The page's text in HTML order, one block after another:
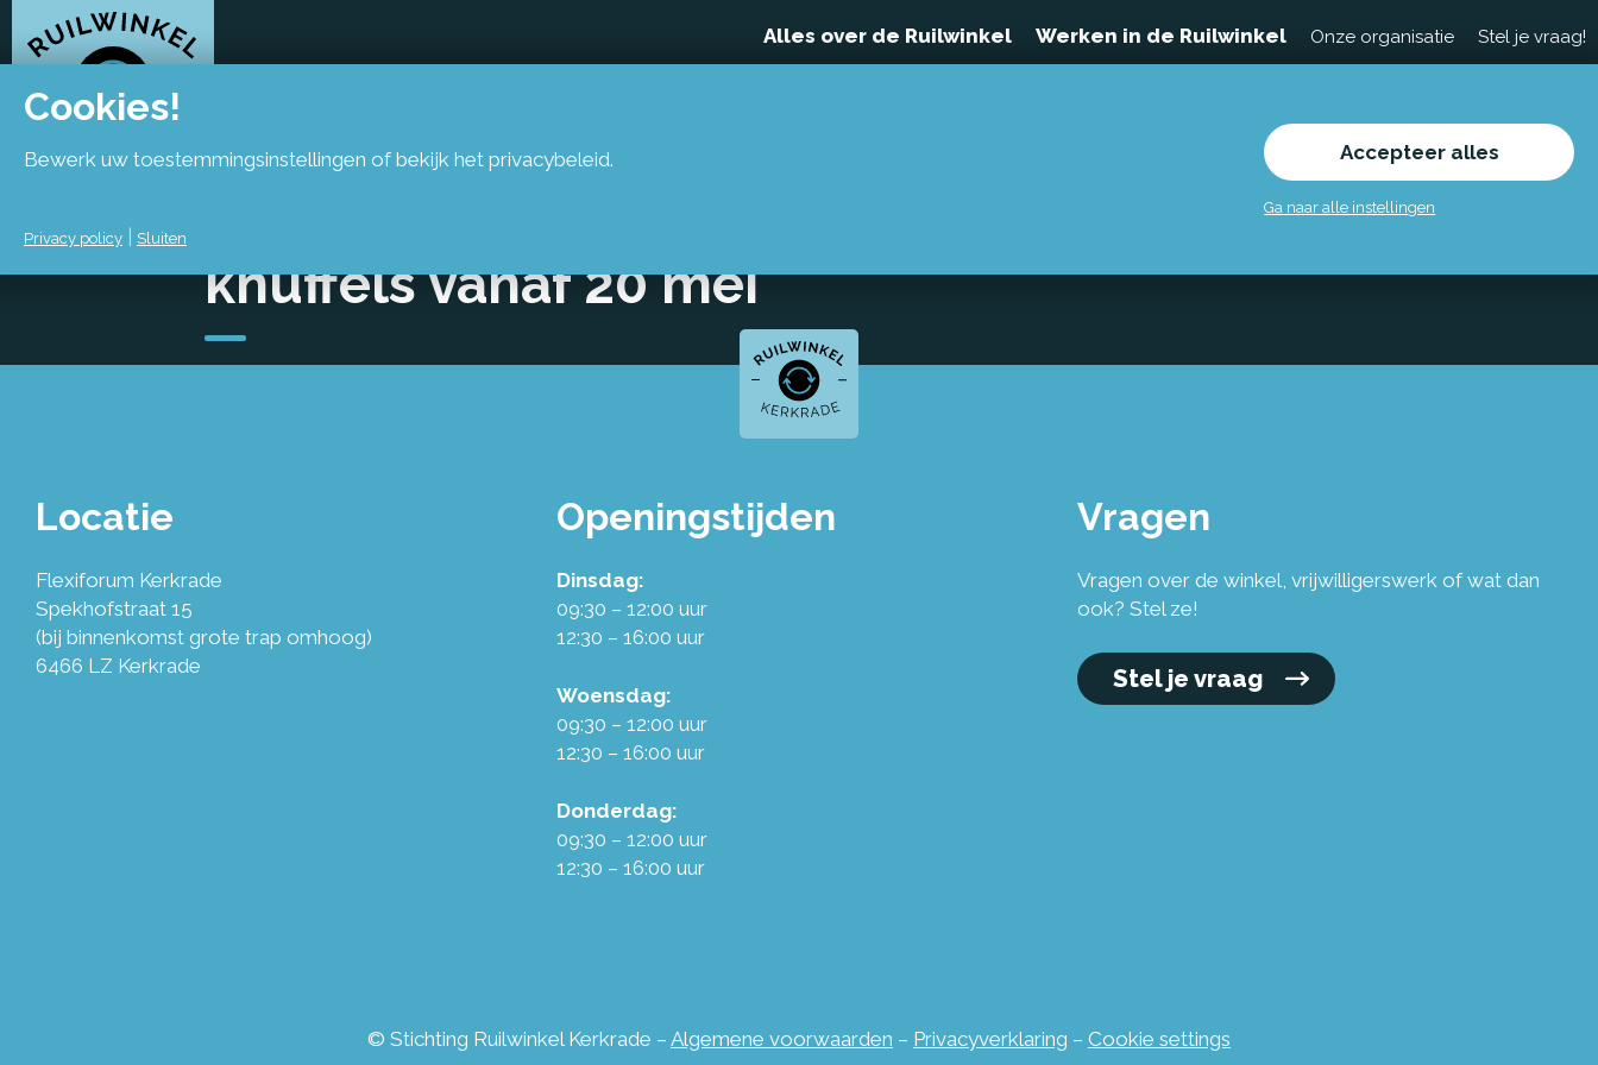
Alles over de Ruilwinkel Werken in de Ruilwinkel Onze organisatie Stel je vraag!
knuffels vanaf 20 mei
Locatie
Flexiforum Kerkrade
Spekhofstraat 15
(bij binnenkomst grote trap omhoog)
6466 LZ Kerkrade
Openingstijden
Dinsdag:
09:30 – 12:00 uur
12:30 – 16:00 uur
Woensdag:
09:30 – 12:00 uur
12:30 – 16:00 uur
Donderdag:
09:30 – 12:00 uur
12:30 – 16:00 uur
Vragen
Vragen over de winkel, vrijwilligerswerk of wat dan
ook? Stel ze!
Stel je vraag
© Stichting Ruilwinkel Kerkrade – Algemene voorwaarden – Privacyverklaring – Cookie settings
Cookies!
Bewerk uw toestemmingsinstellingen of bekijk het privacybeleid.
Privacy policy Sluiten
Accepteer alles
Ga naar alle instellingen